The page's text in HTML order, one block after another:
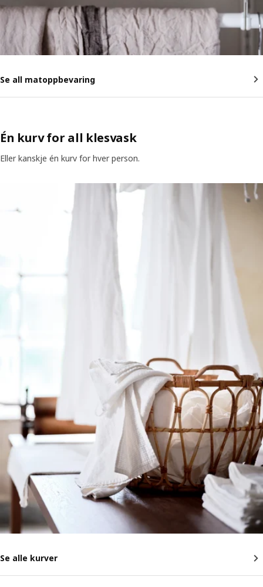
Se all matoppbevaring
Én kurv for all klesvask
Eller kanskje én kurv for hver person.
Se alle kurver